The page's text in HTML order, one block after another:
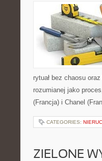
rytuał bez chaosu
rozumianej jako
(Francja) i Chanel
CATEGORIES:
ZIELONE